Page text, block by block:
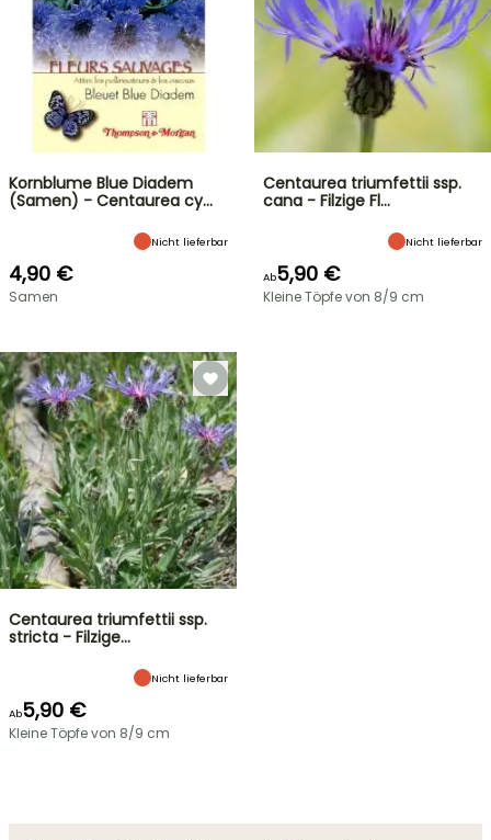
Kornblume Blue Diadem
(Samen) - Centaurea cy…
Nicht lieferbar
4,90 €
Samen
Centaurea triumfettii ssp.
cana - Filzige Fl…
Nicht lieferbar
Ab5,90 €
Kleine Töpfe von 8/9 cm
Centaurea triumfettii ssp.
stricta - Filzige…
Nicht lieferbar
Ab5,90 €
Kleine Töpfe von 8/9 cm